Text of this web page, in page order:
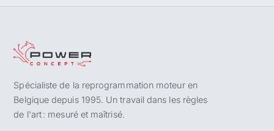
Spécialiste de la reprogrammation moteur en
Belgique depuis 1995. Un travail dans les règles
de l'art : mesuré et maîtrisé.